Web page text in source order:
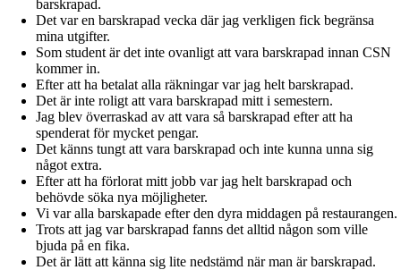
barskrapad.
Det var en barskrapad vecka där jag verkligen fick begränsa
mina utgifter.
Som student är det inte ovanligt att vara barskrapad innan CSN
kommer in.
Efter att ha betalat alla räkningar var jag helt barskrapad.
Det är inte roligt att vara barskrapad mitt i semestern.
Jag blev överraskad av att vara så barskrapad efter att ha
spenderat för mycket pengar.
Det känns tungt att vara barskrapad och inte kunna unna sig
något extra.
Efter att ha förlorat mitt jobb var jag helt barskrapad och
behövde söka nya möjligheter.
Vi var alla barskapade efter den dyra middagen på restaurangen.
Trots att jag var barskrapad fanns det alltid någon som ville
bjuda på en fika.
Det är lätt att känna sig lite nedstämd när man är barskrapad.